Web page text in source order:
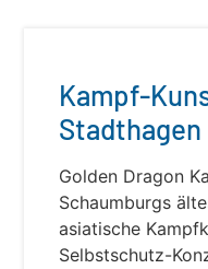
Kampf-
Stadthagen
Golden Dragon
Schaumburgs
asiatische
Selbstschutz-